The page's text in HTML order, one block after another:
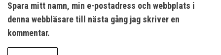
Spara mitt namn, min e-postadress och webbplats i
denna webbläsare till nästa gång jag skriver en
kommentar.